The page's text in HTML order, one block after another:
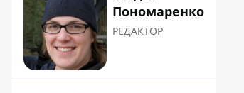
Пономаренко
РЕДАКТОР